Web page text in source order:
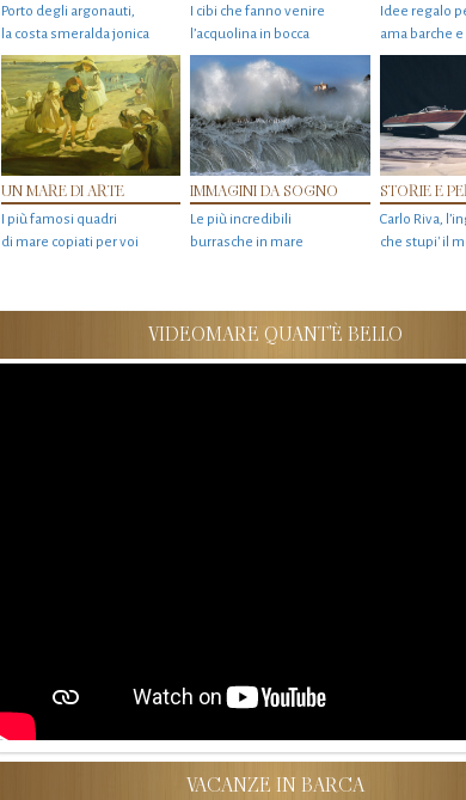
Porto degli argonauti,
la costa smeralda jonica
I cibi che fanno venire
l’acquolina in bocca
Idee regalo
ama barche
UN MARE DI ARTE
I più famosi quadri
di mare copiati per voi
IMMAGINI DA SOGNO
Le più incredibili
burrasche in mare
STORIE E
Carlo Riva,
che stupi' il
VIDEOMARE QUANT'È BELLO
VACANZE IN BARCA